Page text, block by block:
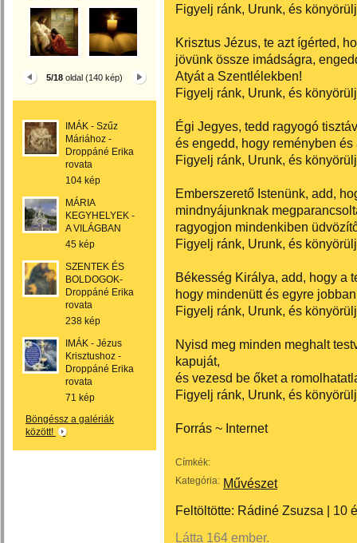
5/18 oldal (140 kép)
IMÁK - Szűz
Máriához -
Droppáné Erika
rovata
104 kép
MÁRIA
KEGYHELYEK -
A VILÁGBAN
45 kép
SZENTEK ÉS
BOLDOGOK-
Droppáné Erika
rovata
238 kép
IMÁK - Jézus
Krisztushoz -
Droppáné Erika
rovata
71 kép
Böngéssz a galériák
között!
Figyelj ránk, Urunk, és
Krisztus Jézus, te azt ígérted,
jövünk össze imádságra,
Atyát a Szentlélekben!
Figyelj ránk, Urunk, és
Égi Jegyes, tedd ragyogó
és engedd, hogy reményben
Figyelj ránk, Urunk, és
Emberszerető Istenünk, add,
mindnyájunknak
ragyogjon mindenkiben
Figyelj ránk, Urunk, és
Békesség Királya, add, hogy a
hogy mindenütt és egyre
Figyelj ránk, Urunk, és
Nyisd meg minden meghalt
kapuját,
és vezesd be őket a
Figyelj ránk, Urunk, és
Forrás ~ Internet
Címkék:
Kategória: Művészet
Feltöltötte: Rádiné Zsuzsa | 10
Látta 164 ember.